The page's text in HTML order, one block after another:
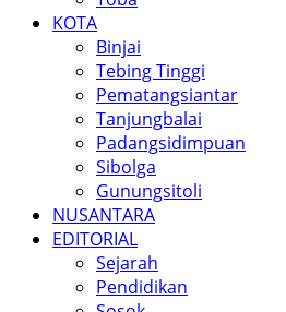
KOTA
Binjai
Tebing Tinggi
Pematangsiantar
Tanjungbalai
Padangsidimpuan
Sibolga
Gunungsitoli
NUSANTARA
EDITORIAL
Sejarah
Pendidikan